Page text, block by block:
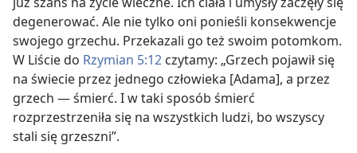
degenerować. Ale nie tylko oni ponieśli konsekwencje
swojego grzechu. Przekazali go też swoim potomkom.
W Liście do Rzymian 5:12 czytamy: „Grzech pojawił się
na świecie przez jednego człowieka [Adama], a przez
grzech — śmierć. I w taki sposób śmierć
rozprzestrzeniła się na wszystkich ludzi, bo wszyscy
stali się grzeszni”.